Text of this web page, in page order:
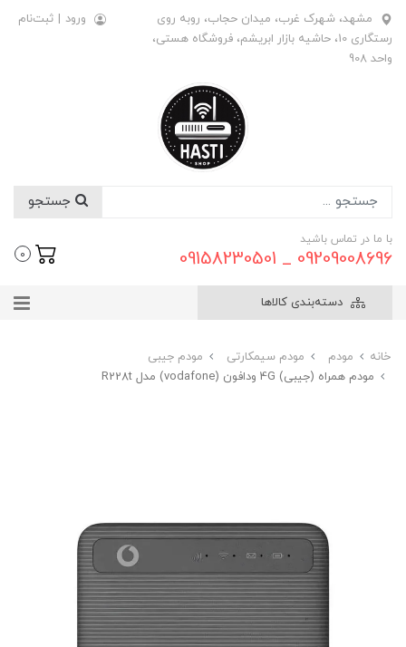
مشهد، شهرک غرب، میدان حجاب، روبه روی
رستگاری 10، حاشیه بازار ابریشم، فروشگاه هستی،
واحد 908
ورود | ثبت‌نام
با ما در تماس باشید
09209008696 _ 09158230501
0
دسته‌بندی کالاها
خانه مودم مودم سیمکارتی
مودم جیبی
مودم همراه (جیبی) 4G ودافون (vodafone) مدل R228t